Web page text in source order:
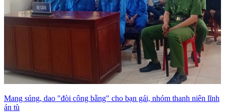
Mang súng, dao "đòi công bằng" cho bạn gái, nhóm thanh niên lĩnh
án tù